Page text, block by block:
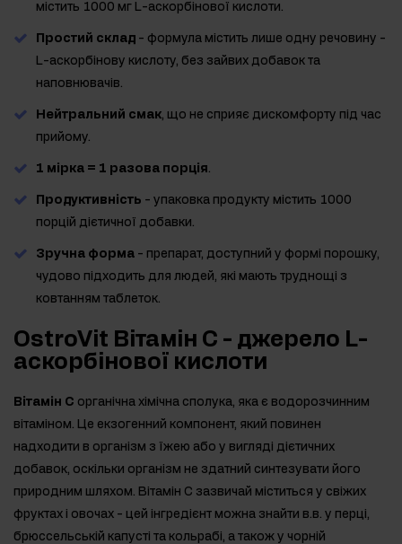
містить 1000 мг L-аскорбінової кислоти.
Простий склад - формула містить лише одну речовину -
L-аскорбінову кислоту, без зайвих добавок та
наповнювачів.
Нейтральний смак, що не сприяє дискомфорту під час
прийому.
1 мірка = 1 разова порція.
Продуктивність - упаковка продукту містить 1000
порцій дієтичної добавки.
Зручна форма - препарат, доступний у формі порошку,
чудово підходить для людей, які мають труднощі з
ковтанням таблеток.
OstroVit Вітамін С - джерело L-
аскорбінової кислоти
Вітамін С органічна хімічна сполука, яка є водорозчинним
вітаміном. Це екзогенний компонент, який повинен
надходити в організм з їжею або у вигляді дієтичних
добавок, оскільки організм не здатний синтезувати його
природним шляхом. Вітамін С зазвичай міститься у свіжих
фруктах і овочах - цей інгредієнт можна знайти в.в. у перці,
брюссельській капусті та кольрабі, а також у чорній